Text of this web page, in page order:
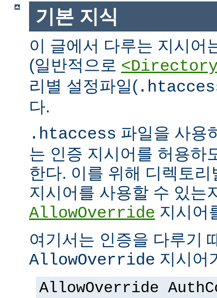
기본 지식
이 글에서 다루는 지시어
(일반적으로
리별 설정파일(
다.
.htaccess 파일을 사용
는 인증 지시어를 허용하
한다. 이를 위해 디렉토
지시어를 사용할 수 있는
AllowOverride 지시어
여기서는 인증을 다루기
AllowOverride 지시어
AllowOverride